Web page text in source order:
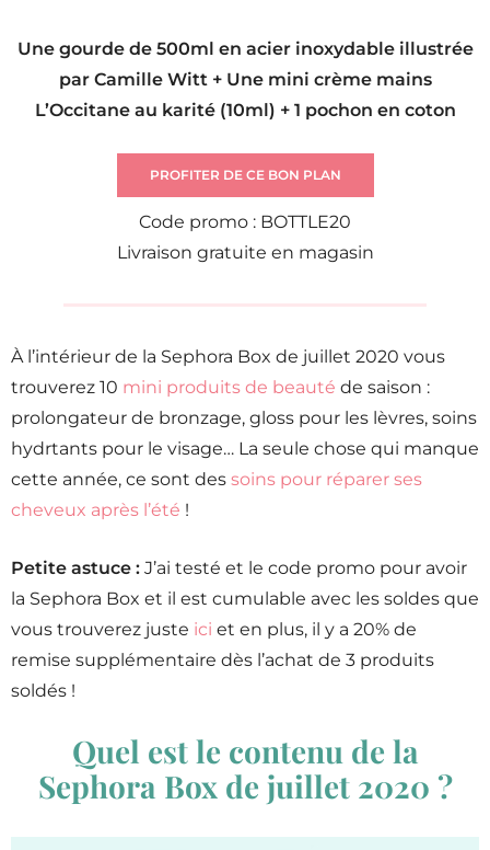
Une gourde de 500ml en acier inoxydable illustrée
par Camille Witt + Une mini crème mains
L’Occitane au karité (10ml) + 1 pochon en coton
PROFITER DE CE BON PLAN
Code promo : BOTTLE20
Livraison gratuite en magasin
À l’intérieur de la Sephora Box de juillet 2020 vous
trouverez 10 mini produits de beauté de saison :
prolongateur de bronzage, gloss pour les lèvres, soins
hydrtants pour le visage… La seule chose qui manque
cette année, ce sont des soins pour réparer ses
cheveux après l’été !
Petite astuce : J’ai testé et le code promo pour avoir
la Sephora Box et il est cumulable avec les soldes que
vous trouverez juste ici et en plus, il y a 20% de
remise supplémentaire dès l’achat de 3 produits
soldés !
Quel est le contenu de la
Sephora Box de juillet 2020 ?